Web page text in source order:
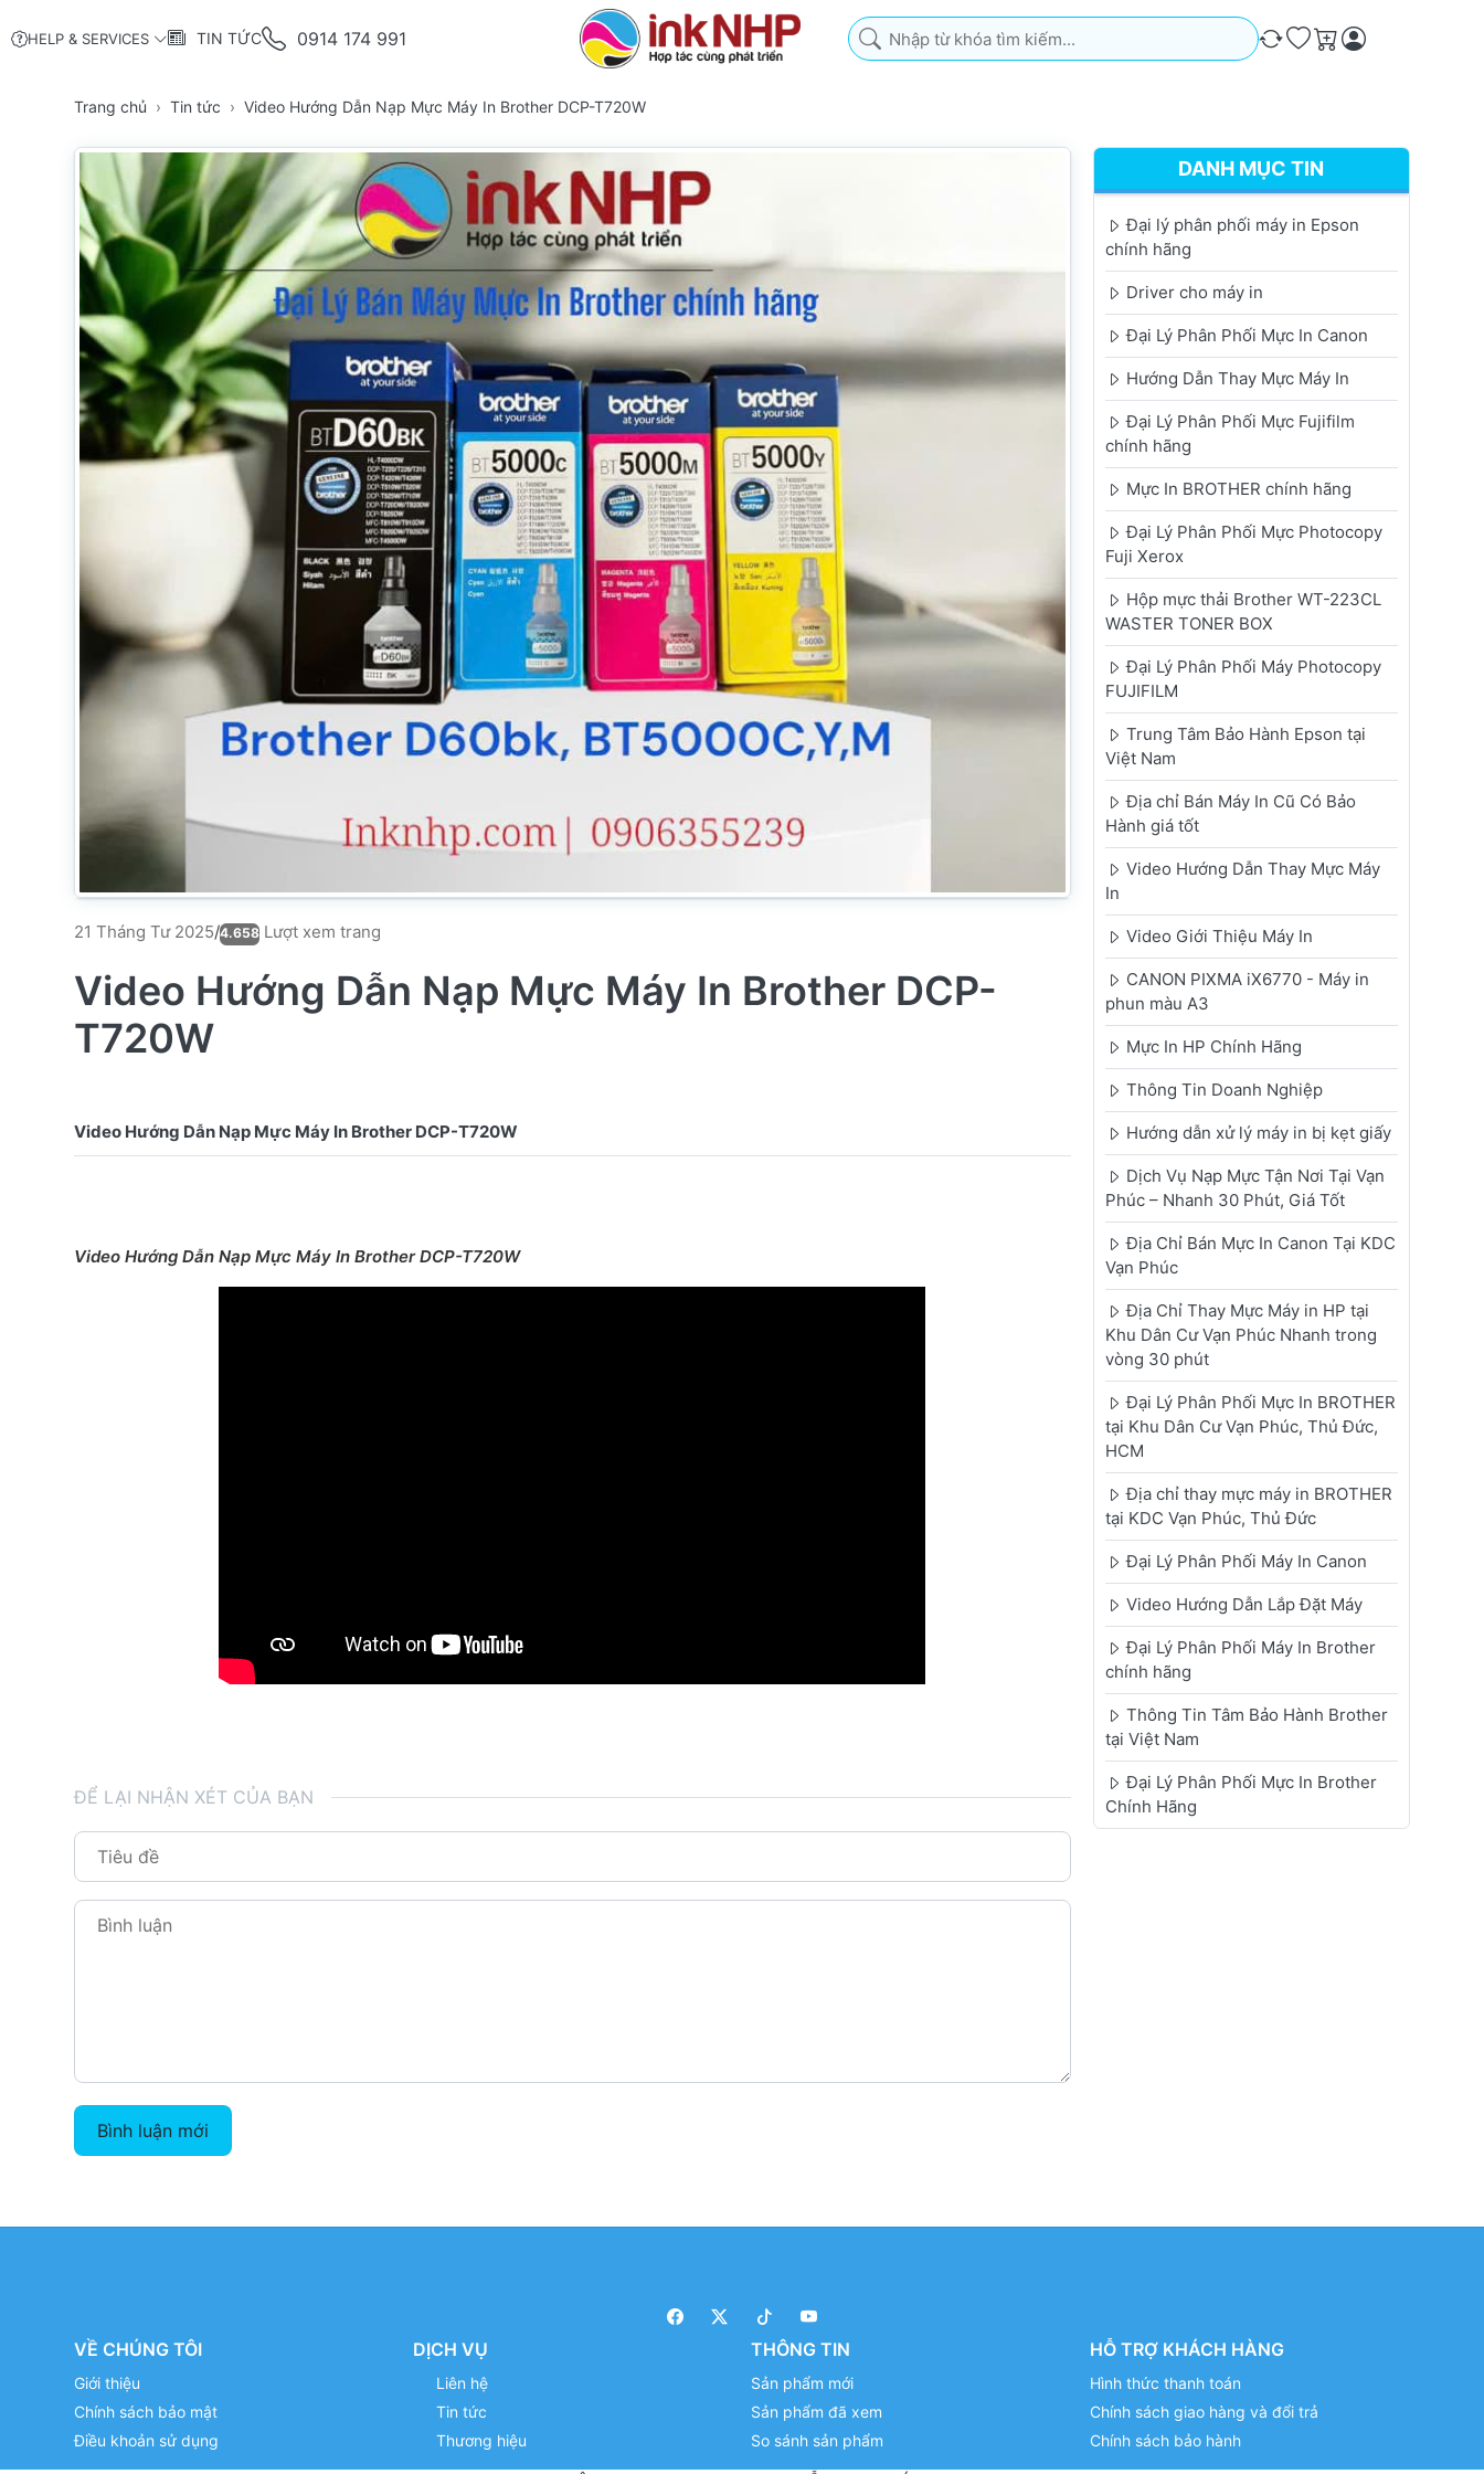
HELP & SERVICES TIN TỨC 0914 174 991
Nhập từ khóa tìm kiếm. Kết quả sẽ tự động xuất hiện khi bạn nhập. Nhấn phím
So sánh
Ưa thích
Giỏ hàng
Trang chủ Tin tức Video Hướng Dẫn Nạp Mực Máy In Brother DCP-T720W
21 Tháng Tư 2025/4.658 Lượt xem trang
Video Hướng Dẫn Nạp Mực Máy In Brother DCP-
T720W
Video Hướng Dẫn Nạp Mực Máy In Brother DCP-T720W
ĐỂ LẠI NHẬN XÉT CỦA BẠN
Bình luận mới
DANH MỤC TIN
Đại lý phân phối máy in Epson
chính hãng
Driver cho máy in
Đại Lý Phân Phối Mực In Canon
Hướng Dẫn Thay Mực Máy In
Đại Lý Phân Phối Mực Fujifilm
chính hãng
Mực In BROTHER chính hãng
Đại Lý Phân Phối Mực Photocopy
Fuji Xerox
Hộp mực thải Brother WT-223CL
WASTER TONER BOX
Đại Lý Phân Phối Máy Photocopy
FUJIFILM
Trung Tâm Bảo Hành Epson tại
Việt Nam
Địa chỉ Bán Máy In Cũ Có Bảo
Hành giá tốt
Video Hướng Dẫn Thay Mực Máy
In
Video Giới Thiệu Máy In
CANON PIXMA iX6770 - Máy in
phun màu A3
Mực In HP Chính Hãng
Thông Tin Doanh Nghiệp
Hướng dẫn xử lý máy in bị kẹt giấy
Dịch Vụ Nạp Mực Tận Nơi Tại Vạn
Phúc – Nhanh 30 Phút, Giá Tốt
Địa Chỉ Bán Mực In Canon Tại KDC
Vạn Phúc
Địa Chỉ Thay Mực Máy in HP tại
Khu Dân Cư Vạn Phúc Nhanh trong
vòng 30 phút
Đại Lý Phân Phối Mực In BROTHER
tại Khu Dân Cư Vạn Phúc, Thủ Đức,
HCM
Địa chỉ thay mực máy in BROTHER
tại KDC Vạn Phúc, Thủ Đức
Đại Lý Phân Phối Máy In Canon
Video Hướng Dẫn Lắp Đặt Máy
Đại Lý Phân Phối Máy In Brother
chính hãng
Thông Tin Tâm Bảo Hành Brother
tại Việt Nam
Đại Lý Phân Phối Mực In Brother
Chính Hãng
VỀ CHÚNG TÔI
Giới thiệu
Chính sách bảo mật
Điều khoản sử dụng
DỊCH VỤ
Liên hệ
Tin tức
Thương hiệu
THÔNG TIN
Sản phẩm mới
Sản phẩm đã xem
So sánh sản phẩm
HỖ TRỢ KHÁCH HÀNG
Hình thức thanh toán
Chính sách giao hàng và đổi trả
Chính sách bảo hành